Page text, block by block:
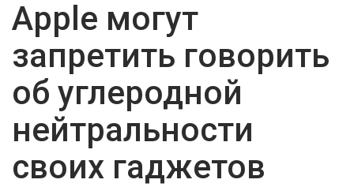
Apple могут
запретить говорить
об углеродной
нейтральности
своих гаджетов